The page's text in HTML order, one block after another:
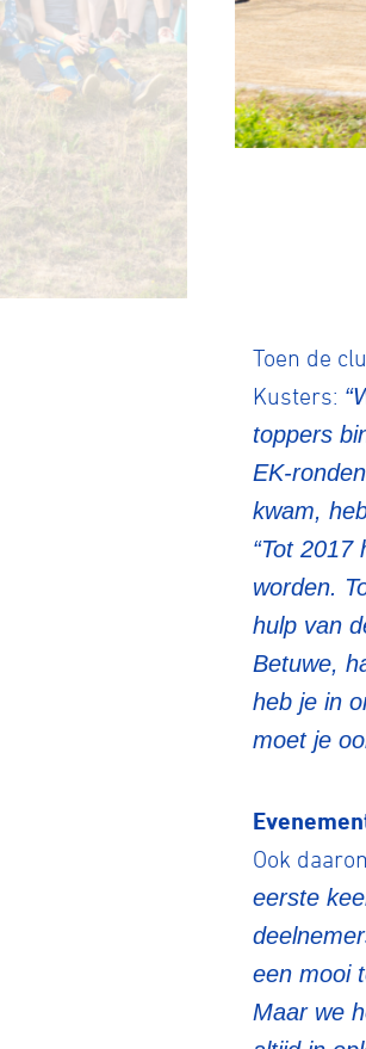
Toen de
Kusters:
toppers
EK-
kwam,
“Tot
worden.
hulp van
Betuwe,
heb je in
moet je
Ook
eerste
een mooi
Maar we